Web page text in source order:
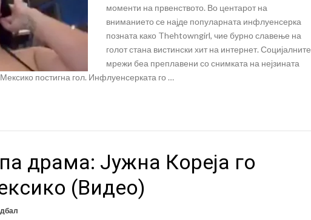
моменти на првенството. Во центарот на
вниманието се најде популарната инфлуенсерка
позната како Thehtowngirl, чие бурно славење на
голот стана вистински хит на интернет. Социјалните
мрежи беа преплавени со снимката на нејзината
постигна гол. Инфлуенсерката го …
драма: Јужна Кореја го
(Видео)